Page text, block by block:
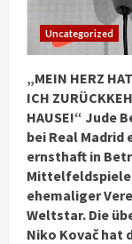
Uncategorized
„MEIN HERZ
ICH
HAUSE!“ Jude
bei Real Madrid
ernsthaft in
ehemaliger
Weltstar. Die
Niko Kovač hat